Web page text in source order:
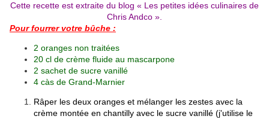
Cette recette est extraite du blog « Les petites idées culinaires de
Chris Andco ».
Pour fourrer votre bûche :
2 oranges non traitées
20 cl de crème fluide au mascarpone
2 sachet de sucre vanillé
4 càs de Grand-Marnier
Râper les deux oranges et mélanger les zestes avec la
crème montée en chantilly avec le sucre vanillé (j'utilise le